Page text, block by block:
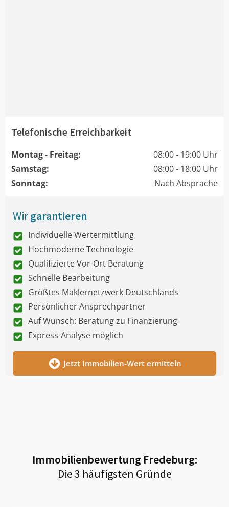
Telefonische Erreichbarkeit
Montag - Freitag:
08:00 - 19:00 Uhr
Samstag:
08:00 - 18:00 Uhr
Sonntag:
Nach Absprache
Wirgarantieren
Individuelle Wertermittlung
Hochmoderne Technologie
Qualifizierte Vor-Ort Beratung
Schnelle Bearbeitung
Größtes Maklernetzwerk Deutschlands
Persönlicher Ansprechpartner
Auf Wunsch: Beratung zu Finanzierung
Express-Analyse möglich
Jetzt Immobilien-Wert ermitteln
Immobilienbewertung Fredeburg:
Die 3 häufigsten Gründe